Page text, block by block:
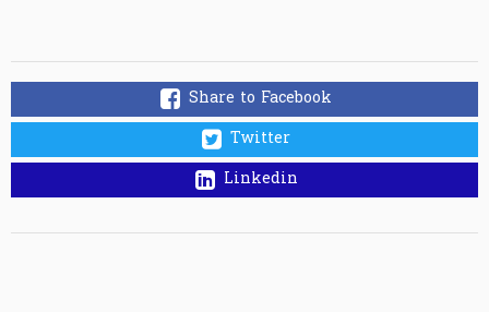
Share to Facebook
Twitter
Linkedin